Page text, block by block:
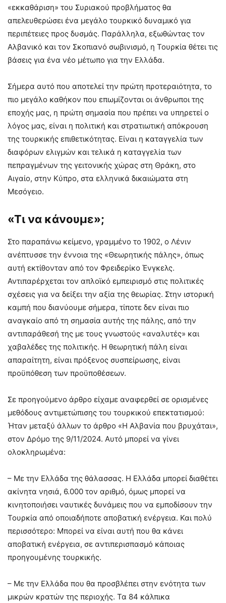
«εκκαθάριση» του Συριακού προβλήματος θα
απελευθερώσει ένα μεγάλο τουρκικό δυναμικό για
περιπέτειες προς δυσμάς. Παράλληλα, εξωθώντας τον
Αλβανικό και τον Σκοπιανό σωβινισμό, η Τουρκία θέτει τις
βάσεις για ένα νέο μέτωπο για την Ελλάδα.
Σήμερα αυτό που αποτελεί την πρώτη προτεραιότητα, το
πιο μεγάλο καθήκον που επωμίζονται οι άνθρωποι της
εποχής μας, η πρώτη σημασία που πρέπει να υπηρετεί ο
λόγος μας, είναι η πολιτική και στρατιωτική απόκρουση
της τουρκικής επιθετικότητας. Είναι η καταγγελία των
διαφόρων ελιγμών και τελικά η καταγγελία των
πεπραγμένων της γειτονικής χώρας στη Θράκη, στο
Αιγαίο, στην Κύπρο, στα ελληνικά δικαιώματα στη
Μεσόγειο.
«Τι να κάνουμε»;
Στο παραπάνω κείμενο, γραμμένο το 1902, ο Λένιν
ανέπτυσσε την έννοια της «Θεωρητικής πάλης», όπως
αυτή εκτίθονταν από τον Φρειδερίκο Ένγκελς.
Αντιπαρέρχεται τον απλοϊκό εμπειρισμό στις πολιτικές
σχέσεις για να δείξει την αξία της θεωρίας. Στην ιστορική
καμπή που διανύουμε σήμερα, τίποτε δεν είναι πιο
αναγκαίο από τη σημασία αυτής της πάλης, από την
αντιπαράθεσή της με τους γνωστούς «αναλυτές» και
χαβαλέδες της πολιτικής. Η θεωρητική πάλη είναι
απαραίτητη, είναι πρόξενος συσπείρωσης, είναι
προϋπόθεση των προϋποθέσεων.
Σε προηγούμενο άρθρο είχαμε αναφερθεί σε ορισμένες
μεθόδους αντιμετώπισης του τουρκικού επεκτατισμού:
Ήταν μεταξύ άλλων το άρθρο «Η Αλβανία που βρυχάται»,
στον Δρόμο της 9/11/2024. Αυτό μπορεί να γίνει
ολοκληρωμένα:
– Με την Ελλάδα της θάλασσας. Η Ελλάδα μπορεί διαθέτει
ακίνητα νησιά, 6.000 τον αριθμό, όμως μπορεί να
κινητοποιήσει ναυτικές δυνάμεις που να εμποδίσουν την
Τουρκία από οποιαδήποτε αποβατική ενέργεια. Και πολύ
περισσότερο: Μπορεί να είναι αυτή που θα κάνει
αποβατική ενέργεια, σε αντιπερισπασμό κάποιας
προηγουμένης τουρκικής.
– Με την Ελλάδα που θα προσβλέπει στην ενότητα των
μικρών κρατών της περιοχής. Τα 84 κάλπικα